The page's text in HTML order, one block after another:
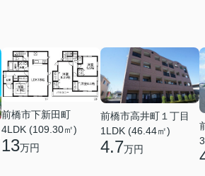
前橋市下新田町
4LDK (109.30㎡)
13万円
前橋市高井町１丁目
1LDK (46.44㎡)
4.7万円